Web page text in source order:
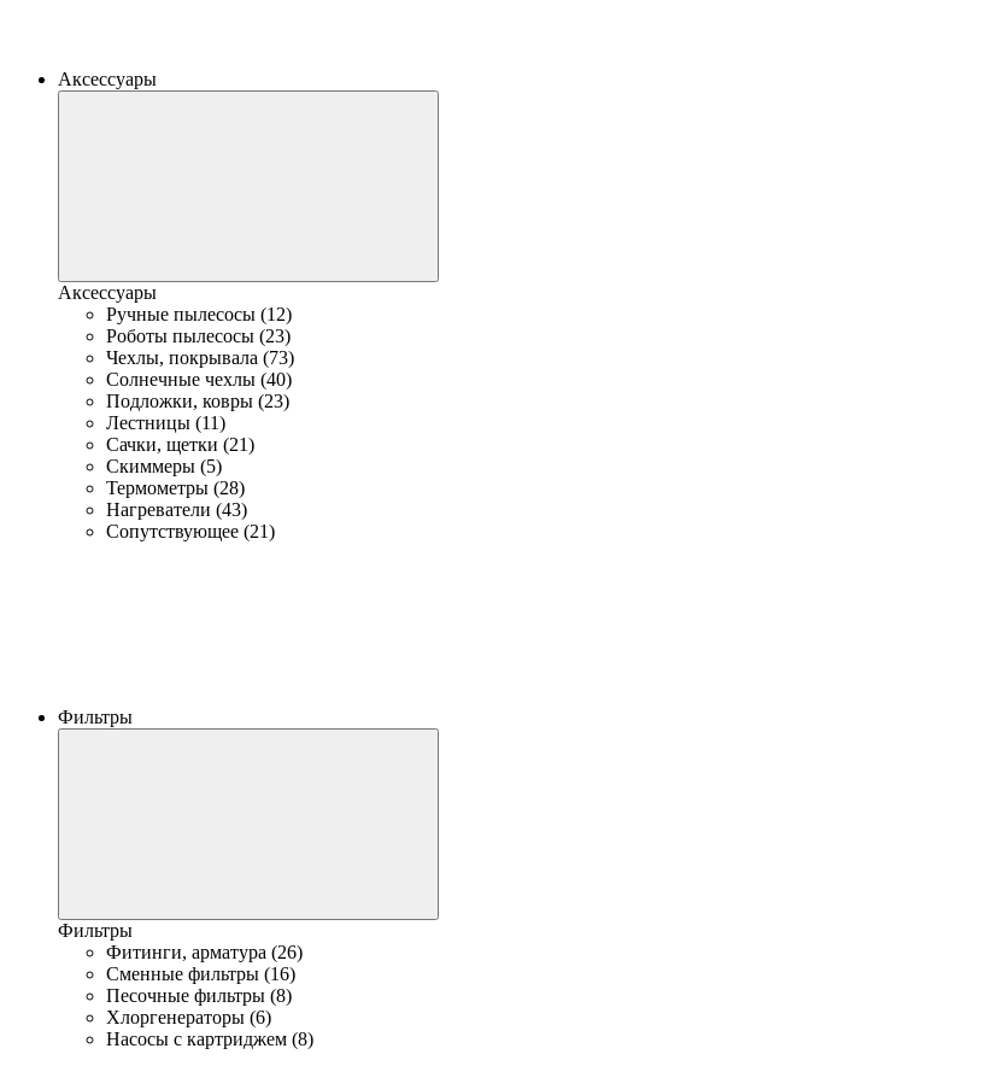
Аксессуары
Аксессуары
Ручные пылесосы (12)
Роботы пылесосы (23)
Чехлы, покрывала (73)
Солнечные чехлы (40)
Подложки, ковры (23)
Лестницы (11)
Сачки, щетки (21)
Скиммеры (5)
Термометры (28)
Нагреватели (43)
Сопутствующее (21)
Фильтры
Фильтры
Фитинги, арматура (26)
Сменные фильтры (16)
Песочные фильтры (8)
Хлоргенераторы (6)
Насосы с картриджем (8)